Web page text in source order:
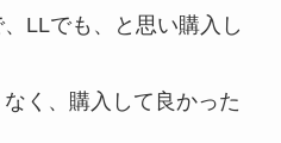
LLでも、と思い購入し
く、購入して良かった